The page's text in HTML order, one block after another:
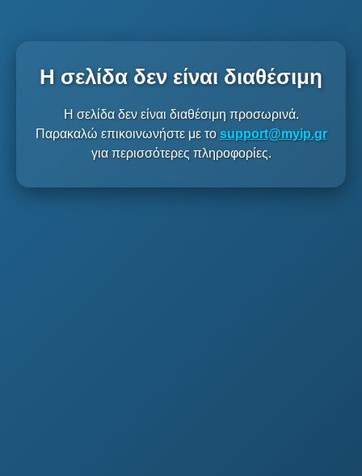
Η σελίδα δεν είναι διαθέσιμη
Η σελίδα δεν είναι διαθέσιμη προσωρινά.
Παρακαλώ επικοινωνήστε με το support@myip.gr
για περισσότερες πληροφορίες.